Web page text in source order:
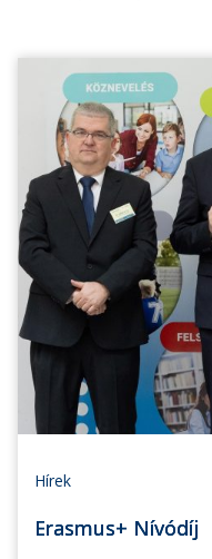
Hírek
Erasmus+ Nívódíj